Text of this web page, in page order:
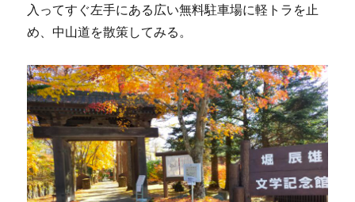
入ってすぐ左手にある広い無料駐車場に軽トラを止
め、中山道を散策してみる。